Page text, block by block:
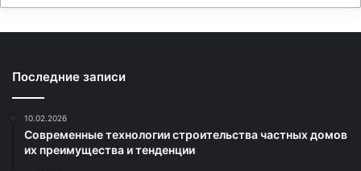
Последние записи
10.02.2026
Современные технологии строительства частных домов
их преимущества и тенденции